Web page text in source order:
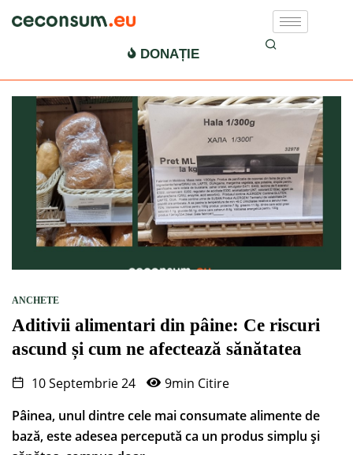
consumul de paine
DONAȚIE
ANCHETE
Aditivii alimentari din pâine: Ce riscuri
ascund și cum ne afectează sănătatea
10 Septembrie 24
9min Citire
Pâinea, unul dintre cele mai consumate alimente de
bază, este adesea percepută ca un produs simplu și